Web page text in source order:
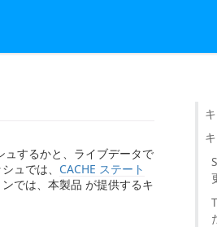
するかと、ライブデータで
ュでは、 CACHE ステート
では、本製品 が提供するキ